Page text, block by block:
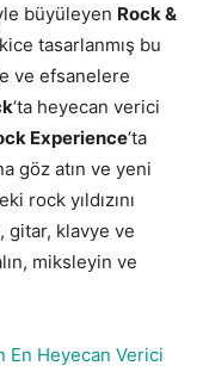
büyüleyen Rock &
tasarlanmış bu
ve efsanelere
‘ta heyecan verici
Experience‘ta
göz atın ve yeni
rock yıldızını
gitar, klavye ve
miksleyin ve
En Heyecan Verici